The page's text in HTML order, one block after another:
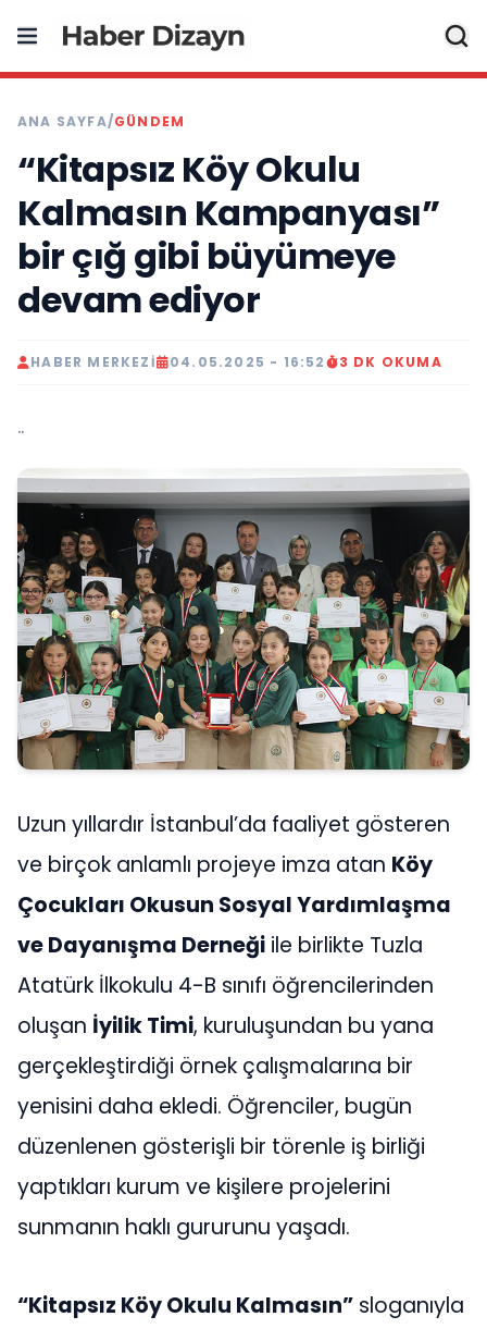
ANA SAYFA/GÜNDEM
“Kitapsız Köy Okulu
Kalmasın Kampanyası”
bir çığ gibi büyümeye
devam ediyor
HABER MERKEZI 04.05.2025 - 16:52 3 DK OKUMA
..
Uzun yıllardır İstanbul’da faaliyet gösteren
ve birçok anlamlı projeye imza atan Köy
Çocukları Okusun Sosyal Yardımlaşma
ve Dayanışma Derneği ile birlikte Tuzla
Atatürk İlkokulu 4-B sınıfı öğrencilerinden
oluşan İyilik Timi, kuruluşundan bu yana
gerçekleştirdiği örnek çalışmalarına bir
yenisini daha ekledi. Öğrenciler, bugün
düzenlenen gösterişli bir törenle iş birliği
yaptıkları kurum ve kişilere projelerini
sunmanın haklı gururunu yaşadı.
“Kitapsız Köy Okulu Kalmasın” sloganıyla